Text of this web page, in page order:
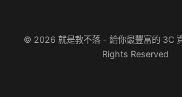
© 2026 就是教不落 - 給你最豐富的 3C
Rights Reserved